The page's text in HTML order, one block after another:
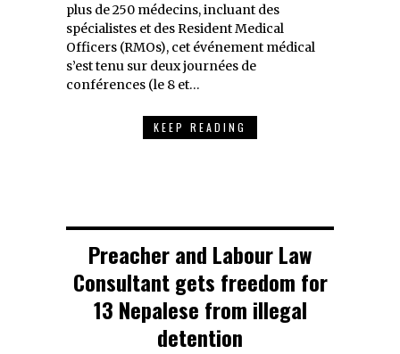
plus de 250 médecins, incluant des
spécialistes et des Resident Medical
Officers (RMOs), cet événement médical
s’est tenu sur deux journées de
conférences (le 8 et…
KEEP READING
Preacher and Labour Law
Consultant gets freedom for
13 Nepalese from illegal
detention